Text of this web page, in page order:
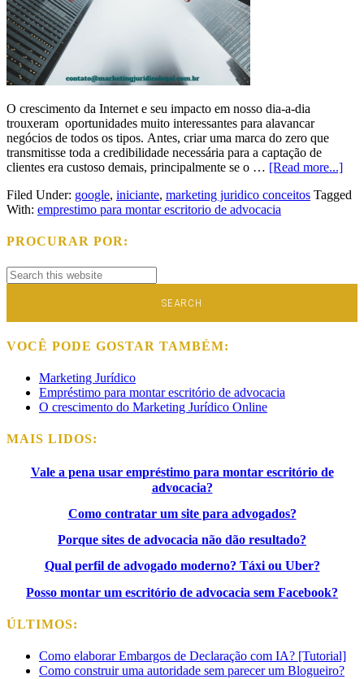
O crescimento da Internet e seu impacto em nosso dia-a-dia
trouxeram oportunidades muito interessantes para alavancar
negócios de todos os tipos. Antes, criar uma marca do zero que
transmitisse toda a credibilidade necessária para a captação de
clientes era custoso demais, principalmente se o … [Read more...]
Filed Under: google, iniciante, marketing juridico conceitos Tagged
With: emprestimo para montar escritorio de advocacia
PROCURAR POR:
VOCÊ PODE GOSTAR TAMBÉM:
Marketing Jurídico
Empréstimo para montar escritório de advocacia
O crescimento do Marketing Jurídico Online
MAIS LIDOS:
Vale a pena usar empréstimo para montar escritório de
advocacia?
Como contratar um site para advogados?
Porque sites de advocacia não dão resultado?
Qual perfil de advogado moderno? Táxi ou Uber?
Posso montar um escritório de advocacia sem Facebook?
ÚLTIMOS:
Como elaborar Embargos de Declaração com IA? [Tutorial]
Como construir uma autoridade sem parecer um Blogueiro?